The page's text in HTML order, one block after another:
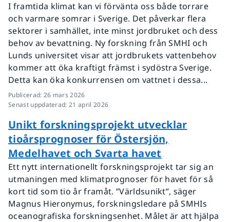
I framtida klimat kan vi förvänta oss både torrare
och varmare somrar i Sverige. Det påverkar flera
sektorer i samhället, inte minst jordbruket och dess
behov av bevattning. Ny forskning från SMHI och
Lunds universitet visar att jordbrukets vattenbehov
kommer att öka kraftigt främst i sydöstra Sverige.
Detta kan öka konkurrensen om vattnet i dessa...
Publicerad: 26 mars 2026
Senast uppdaterad:21 april 2026
Unikt forskningsprojekt utvecklar
tioårsprognoser för Östersjön,
Medelhavet och Svarta havet
Ett nytt internationellt forskningsprojekt tar sig an
utmaningen med klimatprognoser för havet för så
kort tid som tio år framåt. ”Världsunikt”, säger
Magnus Hieronymus, forskningsledare på SMHIs
oceanografiska forskningsenhet. Målet är att hjälpa